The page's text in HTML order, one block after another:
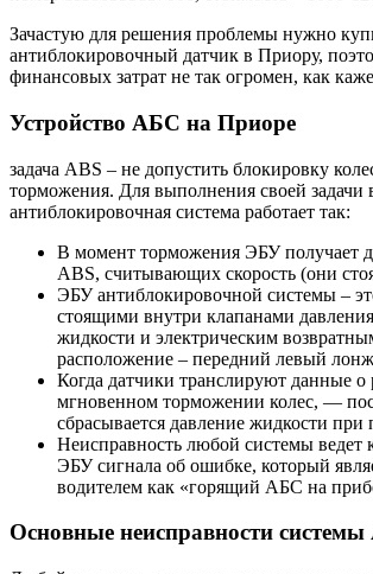
Зачастую для решения проблемы нужно
антиблокировочный датчик в Приору,
финансовых затрат не так огромен, как
Устройство АБС на Приоре
задача ABS – не допустить блокировку
торможения. Для выполнения своей задачи
антиблокировочная система работает так:
В момент торможения ЭБУ получает
ABS, считывающих скорость (они
ЭБУ антиблокировочной системы –
стоящими внутри клапанами
жидкости и электрическим
расположение – передний левый
Когда датчики транслируют данные о
мгновенном торможении колес, —
сбрасывается давление жидкости
Неисправность любой системы ведет
ЭБУ сигнала об ошибке, который
водителем как «горящий АБС на
Основные неисправности